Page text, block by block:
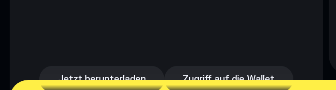
Jetzt herunterladen Zugriff auf die Wallet